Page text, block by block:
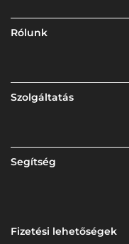
Rólunk
Szolgáltatás
Segítség
Fizetési lehetőségek